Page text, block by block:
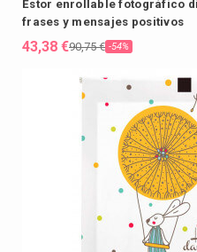
Estor enrollable fotográfico
frases y mensajes positivos
43,38 €90,75 € -54%